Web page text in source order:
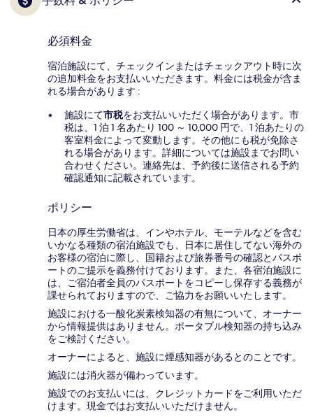
必須料金
宿泊施設にて、チェックインまたはチェックアウト時に次
の追加料金をお支払いいただきます。料金には税金が含ま
れる場合があります :
施設にて市税をお支払いいただく場合があります。市
税は、1 泊 1 名あたり 100 ～ 10,000 円で、1 泊あたりの
客室料金によって変動します。その他にも税が免除さ
れる場合があります。詳細については施設までお問い
合わせください。連絡先は、予約後に送信される予約
確認通知に記載されています。
ポリシー
日本の厚生労働省は、インやホテル、モーテルなどを含む
いかなる種類の宿泊施設でも、日本に​居住してない海外の
お客様の宿泊に際し、国籍および旅券番号の確認とパスポ
ートのご提示を義務付け​ております。また、各宿泊施設に
は、ご宿泊者全員のパスポートをコピーし保存する義務が
課せられておりますの​で、ご協力をお願いいたします。
施設における一酸化炭素検知器の有無について、オーナー
から情報提供はありません。ポータブル検知器の持ち込み
をご検討ください。
オーナーによると、施設に煙感知器があるとのことです。
施設には消火器が備わっています。
施設でのお支払いには、クレジットカードをご利用いただ
けます。現金ではお支払いいただけません。